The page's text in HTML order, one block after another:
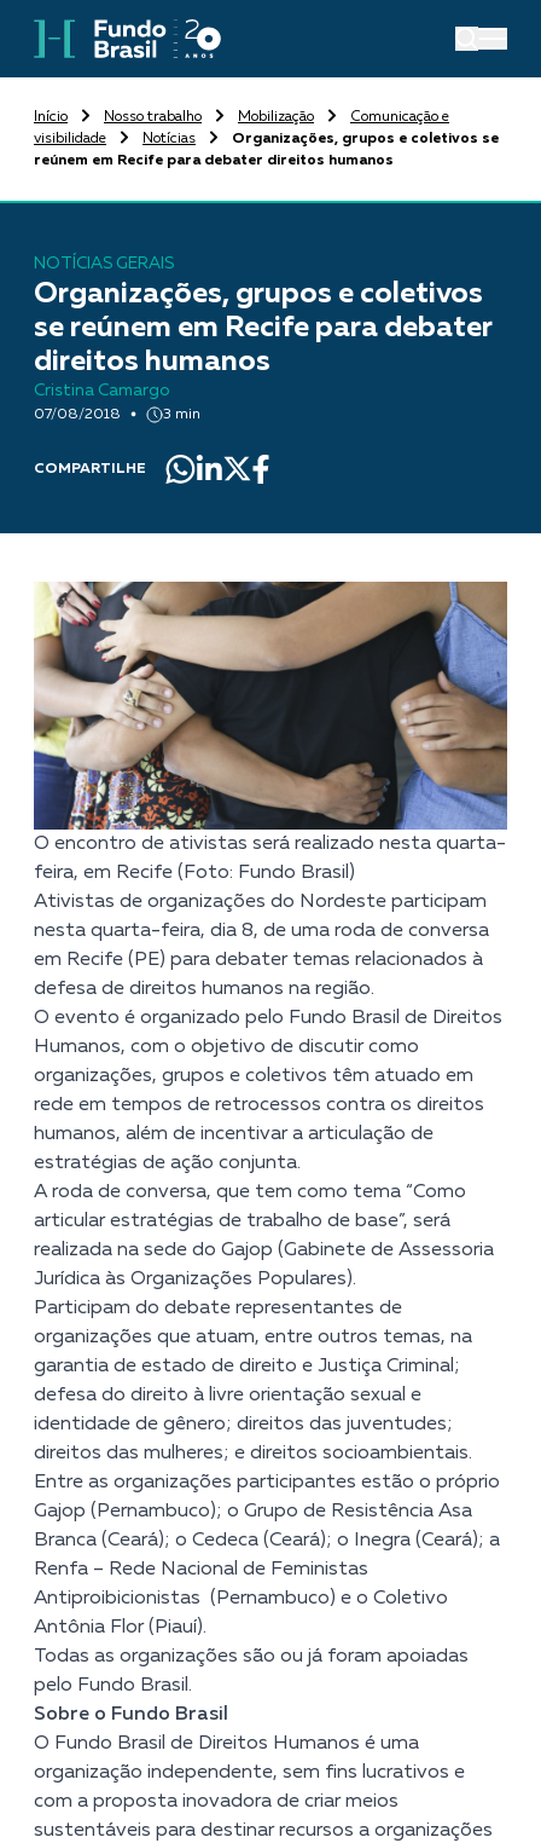
Início Nosso trabalho Mobilização
Comunicação e
visibilidade
Notícias
Organizações, grupos e coletivos se
reúnem em Recife para debater direitos humanos
NOTÍCIAS GERAIS
Organizações, grupos e coletivos
se reúnem em Recife para debater
direitos humanos
Cristina Camargo
07/08/2018 3 min
COMPARTILHE
O encontro de ativistas será realizado nesta quarta-
feira, em Recife (Foto: Fundo Brasil)
Ativistas de organizações do Nordeste participam
nesta quarta-feira, dia 8, de uma roda de conversa
em Recife (PE) para debater temas relacionados à
defesa de direitos humanos na região.
O evento é organizado pelo Fundo Brasil de Direitos
Humanos, com o objetivo de discutir como
organizações, grupos e coletivos têm atuado em
rede em tempos de retrocessos contra os direitos
humanos, além de incentivar a articulação de
estratégias de ação conjunta.
A roda de conversa, que tem como tema “Como
articular estratégias de trabalho de base”, será
realizada na sede do Gajop (Gabinete de Assessoria
Jurídica às Organizações Populares).
Participam do debate representantes de
organizações que atuam, entre outros temas, na
garantia de estado de direito e Justiça Criminal;
defesa do direito à livre orientação sexual e
identidade de gênero; direitos das juventudes;
direitos das mulheres; e direitos socioambientais.
Entre as organizações participantes estão o próprio
Gajop (Pernambuco); o Grupo de Resistência Asa
Branca (Ceará); o Cedeca (Ceará); o Inegra (Ceará); a
Renfa – Rede Nacional de Feministas
Antiproibicionistas (Pernambuco) e o Coletivo
Antônia Flor(Piauí).
Todas as organizações são ou já foram apoiadas
pelo Fundo Brasil.
Sobre o Fundo Brasil
O Fundo Brasil de Direitos Humanos é uma
organização independente, sem fins lucrativos e
com a proposta inovadora de criar meios
sustentáveis para destinar recursos a organizações